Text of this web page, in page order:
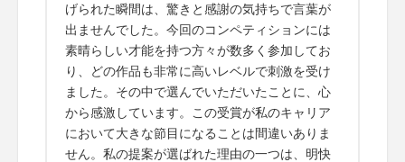
げられた瞬間は、驚きと感謝の気持ちで言葉が
出ませんでした。今回のコンペティションには
素晴らしい才能を持つ方々が数多く参加してお
り、どの作品も非常に高いレベルで刺激を受け
ました。その中で選んでいただいたことに、心
から感激しています。この受賞が私のキャリア
において大きな節目になることは間違いありま
せん。私の提案が選ばれた理由の一つは、明快